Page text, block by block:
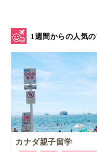
1週間からの人気の
カナダ親子留学